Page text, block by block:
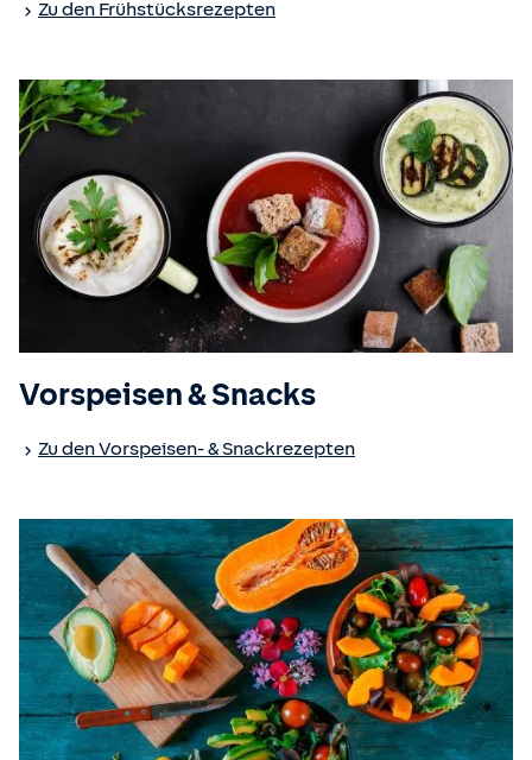
Zu den Frühstücksrezepten
Vorspeisen & Snacks
Zu den Vorspeisen- & Snackrezepten